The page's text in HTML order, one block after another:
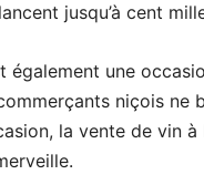
jusqu’à cent
également une
niçois ne
la vente de vin